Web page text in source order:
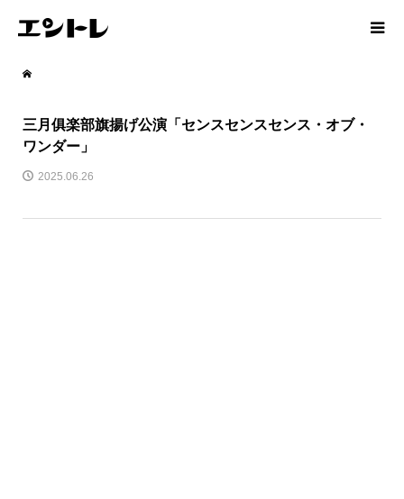
三月俱楽部旗揚げ公演「センスセンスセンス・オブ・
ワンダー」
2025.06.26